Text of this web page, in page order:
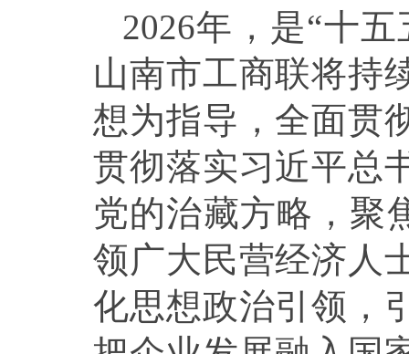
2026年，是“十
山南市工商联将持
想为指导，全面贯
贯彻落实习近平总
党的治藏方略，聚
领广大民营经济人
化思想政治引领，